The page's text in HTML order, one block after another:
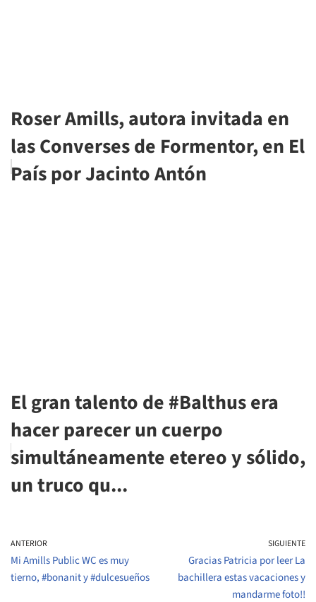
Roser Amills, autora invitada en
las Converses de Formentor, en El
País por Jacinto Antón
El gran talento de #Balthus era
hacer parecer un cuerpo
simultáneamente etereo y sólido,
un truco qu...
ANTERIOR
Mi Amills Public WC es muy
tierno, #bonanit y #dulcesueños
SIGUIENTE
Gracias Patricia por leer La
bachillera estas vacaciones y
mandarme foto!!